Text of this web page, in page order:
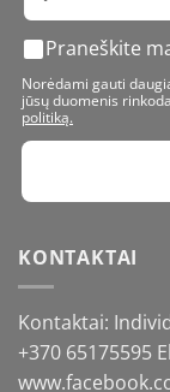
Praneškite
Norėdami gauti
jūsų duomenis
politiką.
KONTAKTAI
Kontaktai:
+370 65175595